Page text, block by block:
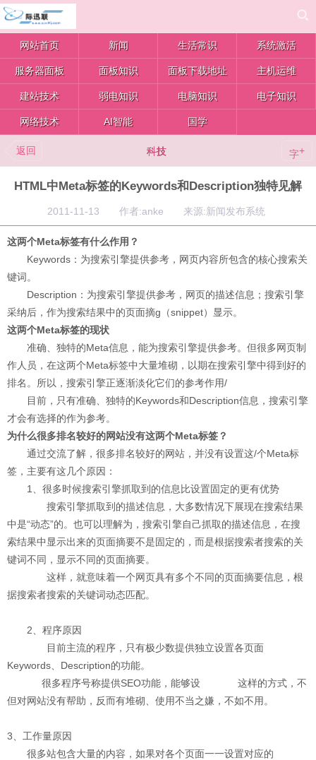
网站首页 新闻 生活常识 系统激活
服务器面板 面板知识 面板下载地址 主机运维
建站技术 弱电知识 电脑知识 电子知识
网络技术 AI智能 国学
返回 科技 字+
HTML中Meta标签的Keywords和Description独特见解
2011-11-13 作者:anke 来源:新闻发布系统
这两个Meta标签有什么作用？
Keywords：为搜索引擎提供参考，网页内容所包含的核心搜索关
键词。
Description：为搜索引擎提供参考，网页的描述信息；搜索引擎
采纳后，作为搜索结果中的页面摘g（snippet）显示。
这两个Meta标签的现状
准确、独特的Meta信息，能为搜索引擎提供参考。但很多网页制
作人员，在这两个Meta标签中大量堆砌，以期在搜索引擎中得到好的
排名。所以，搜索引擎正逐渐淡化它们的参考作用/
目前，只有准确、独特的Keywords和Description信息，搜索引擎
才会有选择的作为参考。
为什么很多排名较好的网站没有这两个Meta标签？
通过交流了解，很多排名较好的网站，并没有设置这/个Meta标
签，主要有这几个原因：
1、很多时候搜索引擎抓取到的信息比设置固定的更有优势
搜索引擎抓取到的描述信息，大多数情况下展现在搜索结果
中是“动态”的。也可以理解为，搜索引擎自己抓取的描述信息，在搜
索结果中显示出来的页面摘要不是固定的，而是根据搜索者搜索的关
键词不同，显示不同的页面摘要。
这样，就意味着一个网页具有多个不同的页面摘要信息，根
据搜索者搜索的关键词动态匹配。
2、程序原因
目前主流的程序，只有极少数提供独立设置各页面
Keywords、Description的功能。
很多程序号称提供SEO功能，能够设 这样的方式，不
但对网站没有帮助，反而有堆砌、使用不当之嫌，不如不用。
3、工作量原因
很多站包含大量的内容，如果对各个页面一一设置对应的